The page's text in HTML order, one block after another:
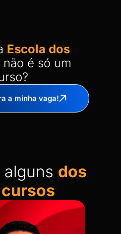
Escola dos
não é só um
a minha vaga!
dos